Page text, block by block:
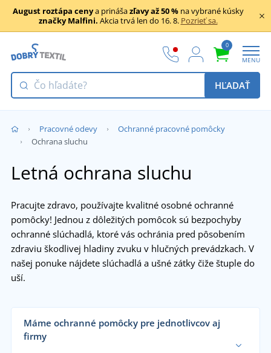
August roztápa cenya prinášazľavy až 50 %na vybrané kúsky
značky Malfini. Akcia trvá len do 16. 8. Pozrieť sa.
0
MENU
HĽADAŤ
Pracovné odevy
Ochranné pracovné pomôcky
Ochrana sluchu
Letná ochrana sluchu
Pracujte zdravo, používajte kvalitné osobné ochranné
pomôcky! Jednou z dôležitých pomôcok sú bezpochyby
ochranné slúchadlá, ktoré vás ochránia pred pôsobením
zdraviu škodlivej hladiny zvuku v hlučných prevádzkach. V
našej ponuke nájdete slúchadlá a ušné zátky čiže štuple do
uší.
Máme ochranné pomôcky pre jednotlivcov aj
firmy